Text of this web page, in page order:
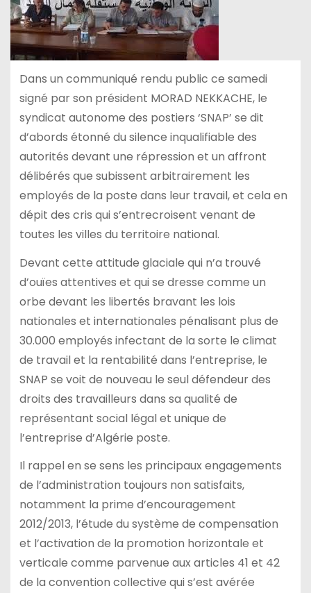
Dans un communiqué rendu public ce samedi
signé par son président MORAD NEKKACHE, le
syndicat autonome des postiers ‘SNAP’ se dit
d’abords étonné du silence inqualifiable des
autorités devant une répression et un affront
délibérés que subissent arbitrairement les
employés de la poste dans leur travail, et cela en
dépit des cris qui s’entrecroisent venant de
toutes les villes du territoire national.
Devant cette attitude glaciale qui n’a trouvé
d’ouïes attentives et qui se dresse comme un
orbe devant les libertés bravant les lois
nationales et internationales pénalisant plus de
30.000 employés infectant de la sorte le climat
de travail et la rentabilité dans l’entreprise, le
SNAP se voit de nouveau le seul défendeur des
droits des travailleurs dans sa qualité de
représentant social légal et unique de
l’entreprise d’Algérie poste.
Il rappel en se sens les principaux engagements
de l’administration toujours non satisfaits,
notamment la prime d’encouragement
2012/2013, l’étude du système de compensation
et l’activation de la promotion horizontale et
verticale comme parvenue aux articles 41 et 42
de la convention collective qui s’est avérée